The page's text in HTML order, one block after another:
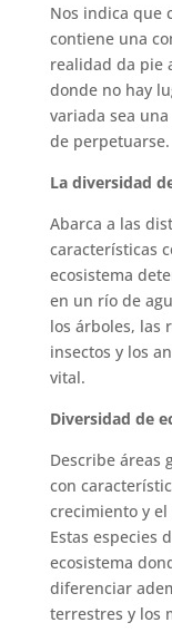
Nos indica que
contiene una
realidad da pie
donde no hay
variada sea
de perpetuarse.
La diversidad
Abarca a las
características
ecosistema
en un río de
los árboles, las
insectos y los
vital.
Diversidad de
Describe áreas
con
crecimiento y
Estas especies
ecosistema
diferenciar
terrestres y los